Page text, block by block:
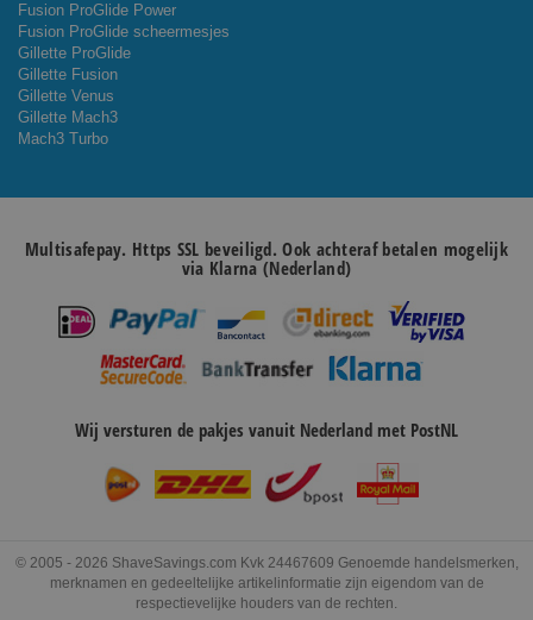
Fusion ProGlide Power
Fusion ProGlide scheermesjes
Gillette ProGlide
Gillette Fusion
Gillette Venus
Gillette Mach3
Mach3 Turbo
Multisafepay. Https SSL beveiligd. Ook achteraf betalen mogelijk
via Klarna (Nederland)
Wij versturen de pakjes vanuit Nederland met PostNL
© 2005 - 2026 ShaveSavings.com Kvk 24467609 Genoemde handelsmerken,
merknamen en gedeeltelijke artikelinformatie zijn eigendom van de
respectievelijke houders van de rechten.